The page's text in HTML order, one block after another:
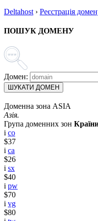
Deltahost › Реєстрація
ПОШУК ДОМЕНУ
Домен:
ШУКАТИ ДОМЕН
Доменна зона ASIA
Азія.
Група доменних зон
i co
$37
i ca
$26
i sx
$40
i pw
$70
i vg
$80